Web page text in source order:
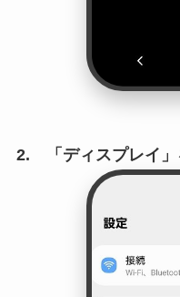
2. 「ディスプレイ」